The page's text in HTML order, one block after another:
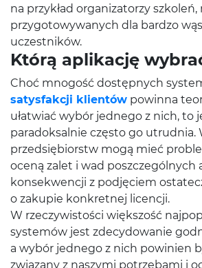
na przykład organizatorzy
przygotowywanych dla bardzo
uczestników.
Którą aplikację
Choć mnogość dostępnych
satysfakcji klientów powinna
ułatwiać wybór jednego z nich, to
paradoksalnie często go utrudnia.
przedsiębiorstw mogą mieć
oceną zalet i wad poszczególnych
konsekwencji z podjęciem
o zakupie konkretnej licencji.
W rzeczywistości większość
systemów jest zdecydowanie
a wybór jednego z nich powinien
związany z naszymi potrzebami i